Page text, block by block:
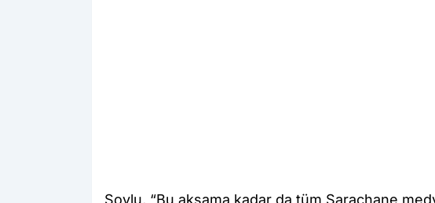
Soylu, “Bu akşama kadar da tüm Saraçhane